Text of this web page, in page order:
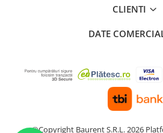
CLIENTI
DATE
©Copyright Baurent S.R.L. 2026